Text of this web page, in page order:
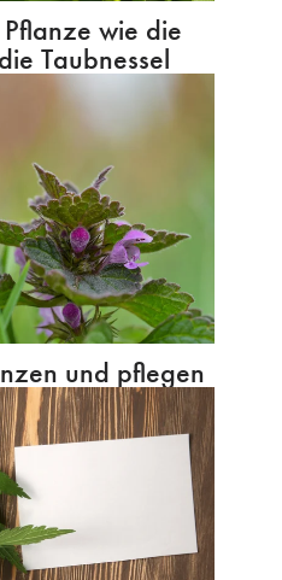
wie die
Taubnessel
und pflegen